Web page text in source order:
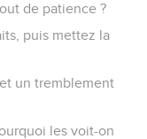
de patience ?
puis mettez la
un tremblement
les voit-on